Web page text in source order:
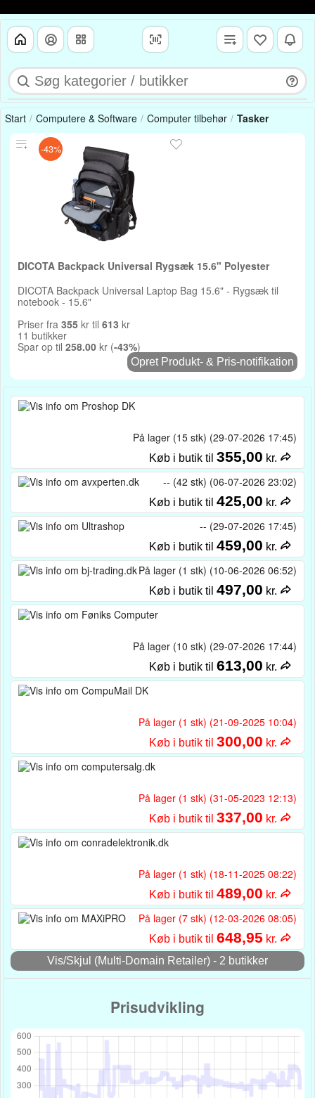
Start Computere & Software Computer tilbehør Tasker
-43%
DICOTA Backpack Universal Rygsæk 15.6" Polyester
DICOTA Backpack Universal Laptop Bag 15.6" - Rygsæk til
notebook - 15.6"
Priser fra 355 kr til 613 kr
11 butikker
Spar op til 258.00 kr (-43%)
Opret Produkt- & Pris-notifikation
På lager (15 stk) (29-07-2026 17:45)
Køb i butik til 355,00 kr.
-- (42 stk) (06-07-2026 23:02)
Køb i butik til 425,00 kr.
-- (29-07-2026 17:45)
Køb i butik til 459,00 kr.
På lager (1 stk) (10-06-2026 06:52)
Køb i butik til 497,00 kr.
På lager (10 stk) (29-07-2026 17:44)
Køb i butik til 613,00 kr.
På lager (1 stk) (21-09-2025 10:04)
Køb i butik til 300,00 kr.
På lager (1 stk) (31-05-2023 12:13)
Køb i butik til 337,00 kr.
På lager (1 stk) (18-11-2025 08:22)
Køb i butik til 489,00 kr.
På lager (7 stk) (12-03-2026 08:05)
Køb i butik til 648,95 kr.
Vis/Skjul (Multi-Domain Retailer) - 2 butikker
Prisudvikling